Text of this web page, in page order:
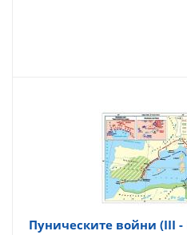
Пуническите войни (ІІІ -